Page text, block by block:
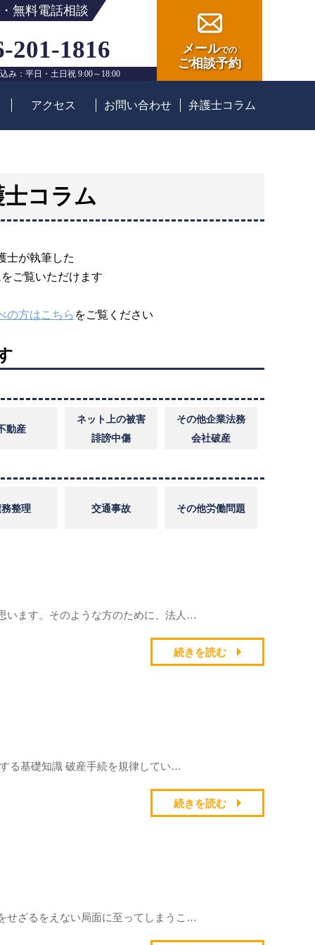
無料電話相談
201-1816
み：平日・土日祝 9:00～18:00
メールでの
ご相談予約
アクセス お問い合わせ 弁護士コラム
コラム
士が執筆した
ご覧いただけます
の方はこちら をご覧ください
動産
ネット上の被害
誹謗中傷
その他企業法務
会社破産
整理 交通事故 その他労働問題
います。そのような方のために、法人…
続きを読む
る基礎知識 破産手続を規律してい…
続きを読む
せざるをえない局面に至ってしまうこ…